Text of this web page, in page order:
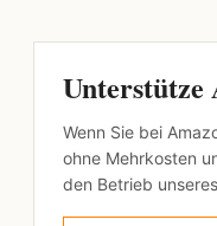
Unterstütze
Wenn Sie bei
ohne Mehrkosten
den Betrieb